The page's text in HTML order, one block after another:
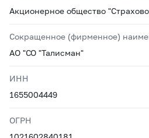
Акционерное общество
Сокращенное (фирменное)
АО "СО "Талисман"
ИНН
1655004449
ОГРН